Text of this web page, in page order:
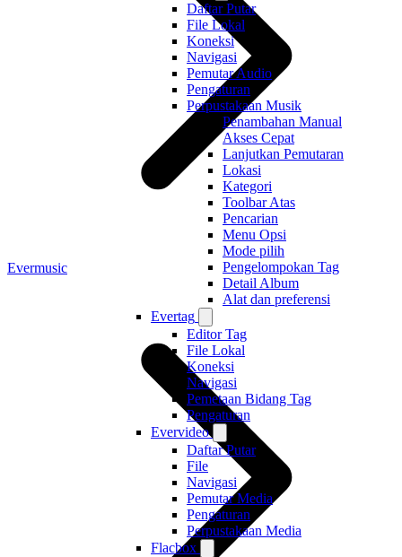
Daftar Putar
File Lokal
Koneksi
Navigasi
Pemutar Audio
Pengaturan
Perpustakaan Musik
Penambahan Manual
Akses Cepat
Lanjutkan Pemutaran
Lokasi
Kategori
Toolbar Atas
Pencarian
Menu Opsi
Mode pilih
Pengelompokan Tag
Detail Album
Alat dan preferensi
Evertag
Editor Tag
File Lokal
Koneksi
Navigasi
Pemetaan Bidang Tag
Pengaturan
Evervideo
Daftar Putar
File
Navigasi
Pemutar Media
Pengaturan
Perpustakaan Media
Flacbox
Evermusic